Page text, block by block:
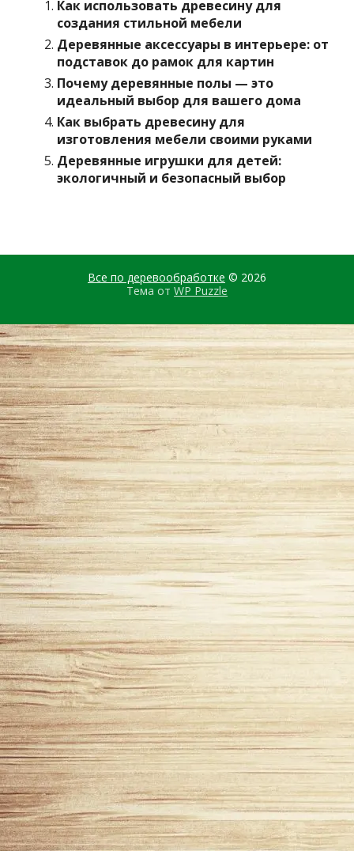
Как использовать древесину для
создания стильной мебели
Деревянные аксессуары в интерьере: от
подставок до рамок для картин
Почему деревянные полы — это
идеальный выбор для вашего дома
Как выбрать древесину для
изготовления мебели своими руками
Деревянные игрушки для детей:
экологичный и безопасный выбор
Все по деревообработке © 2026
Тема от WP Puzzle